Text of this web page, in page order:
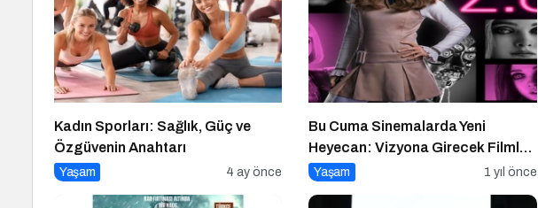
Kadın Sporları: Sağlık, Güç ve
Özgüvenin Anahtarı
Yaşam 4 ay önce
Bu Cuma Sinemalarda Yeni
Heyecan: Vizyona Girecek Filmler
Belli Oldu
Yaşam 1 yıl önce